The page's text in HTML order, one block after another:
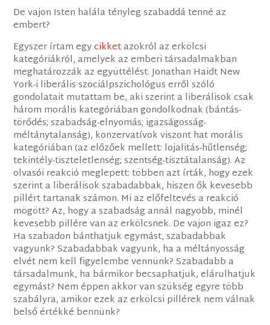
De vajon Isten halála tényleg szabaddá tenné az
embert?
Egyszer írtam egycikketazokról az erkölcsi
kategóriákról, amelyek az emberi társadalmakban
meghatározzák az együttélést. Jonathan Haidt New
York-i liberális szociálpszichológus erről szóló
gondolatait mutattam be, aki szerint a liberálisok csak
három morális kategóriában gondolkodnak (bántás-
törődés; szabadság-elnyomás; igazságosság-
méltánytalanság), konzervatívok viszont hat morális
kategóriában (az előzőek mellett: lojalitás-hűtlenség;
tekintély-tiszteletlenség; szentség-tisztátalanság). Az
olvasói reakció meglepett: többen azt írták, hogy ezek
szerint a liberálisok szabadabbak, hiszen ők kevesebb
pillért tartanak számon. Mi az előfeltevés a reakció
mögött? Az, hogy a szabadság annál nagyobb, minél
kevesebb pillére van az erkölcsnek. De vajon igaz ez?
Ha szabadon bánthatjuk egymást, szabadabbak
vagyunk? Szabadabbak vagyunk, ha a méltányosság
elvét nem kell figyelembe vennünk? Szabadabb a
társadalmunk, ha bármikor becsaphatjuk, elárulhatjuk
egymást? Nem éppen akkor van szükség egyre több
szabályra, amikor ezek az erkölcsi pillérek nem válnak
belső értékké bennünk?